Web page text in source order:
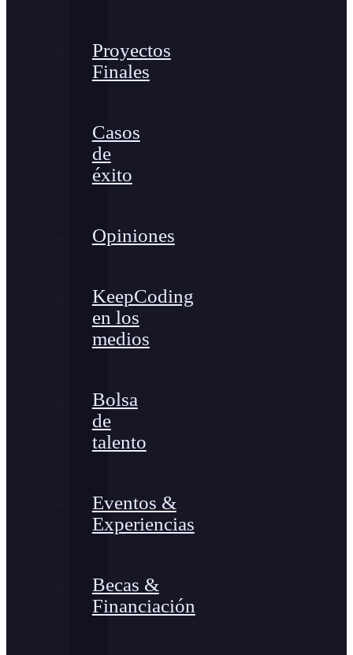
Proyectos
Finales
Casos
de
éxito
Opiniones
KeepCoding
en los
medios
Bolsa
de
talento
Eventos &
Experiencias
Becas &
Financiación